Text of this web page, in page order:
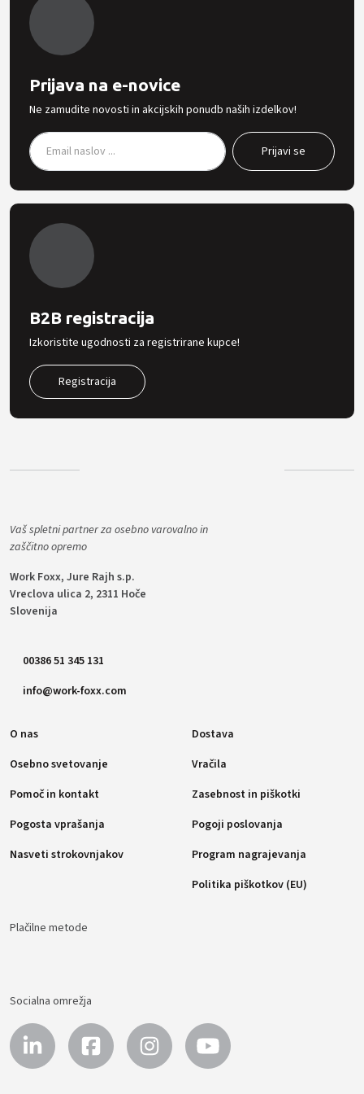
Prijava na e-novice
Ne zamudite novosti in akcijskih ponudb naših izdelkov!
B2B registracija
Izkoristite ugodnosti za registrirane kupce!
Registracija
Vaš spletni partner za osebno varovalno in
zaščitno opremo
Work Foxx, Jure Rajh s.p.
Vreclova ulica 2, 2311 Hoče
Slovenija
00386 51 345 131
info@work-foxx.com
O nas
Osebno svetovanje
Pomoč in kontakt
Pogosta vprašanja
Nasveti strokovnjakov
Dostava
Vračila
Zasebnost in piškotki
Pogoji poslovanja
Program nagrajevanja
Politika piškotkov (EU)
Plačilne metode
Socialna omrežja